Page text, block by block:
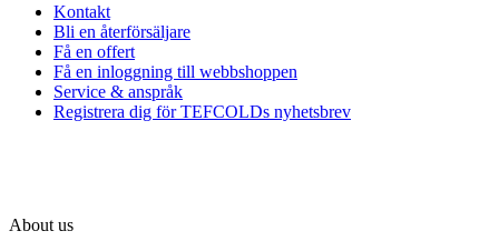
Kontakt
Bli en återförsäljare
Få en offert
Få en inloggning till webbshoppen
Service & anspråk
Registrera dig för TEFCOLDs nyhetsbrev
About us